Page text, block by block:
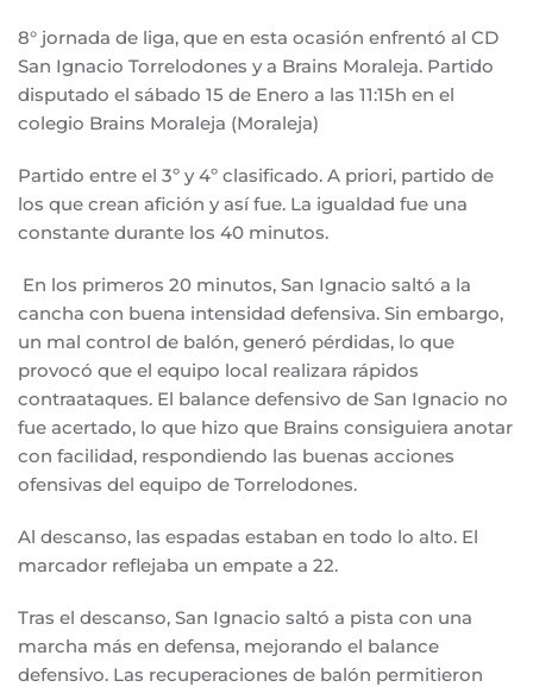
8° jornada de liga, que en esta ocasión enfrentó al CD
San Ignacio Torrelodones y a Brains Moraleja. Partido
disputado el sábado 15 de Enero a las 11:15h en el
colegio Brains Moraleja (Moraleja)
Partido entre el 3º y 4º clasificado. A priori, partido de
los que crean afición y así fue. La igualdad fue una
constante durante los 40 minutos.
En los primeros 20 minutos, San Ignacio saltó a la
cancha con buena intensidad defensiva. Sin embargo,
un mal control de balón, generó pérdidas, lo que
provocó que el equipo local realizara rápidos
contraataques. El balance defensivo de San Ignacio no
fue acertado, lo que hizo que Brains consiguiera anotar
con facilidad, respondiendo las buenas acciones
ofensivas del equipo de Torrelodones.
Al descanso, las espadas estaban en todo lo alto. El
marcador reflejaba un empate a 22.
Tras el descanso, San Ignacio saltó a pista con una
marcha más en defensa, mejorando el balance
defensivo. Las recuperaciones de balón permitieron